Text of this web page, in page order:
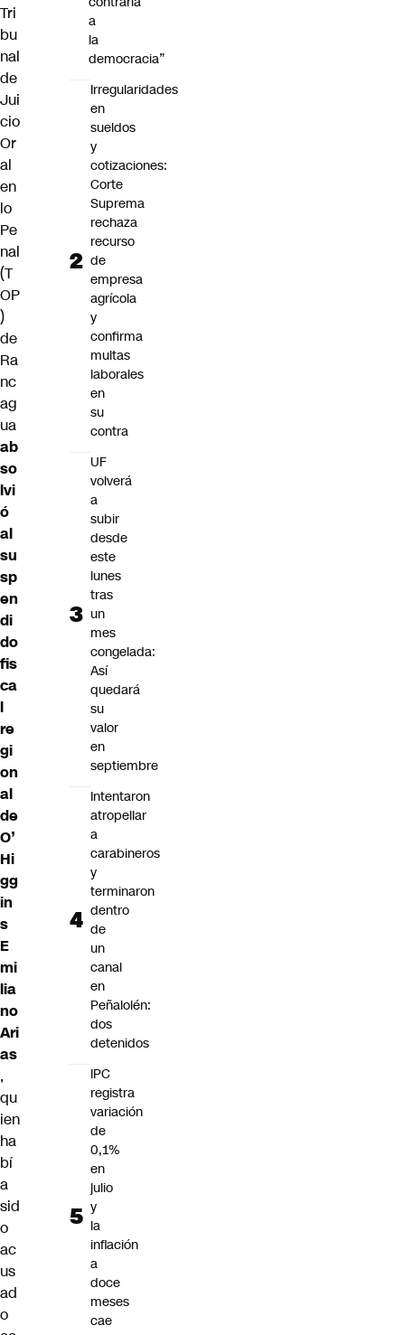
Tri
bu
nal
de
Jui
cio
Or
al
en
lo
Pe
nal
(T
OP
)
de
Ra
nc
ag
ua
ab
so
lvi
ó
al
su
sp
en
di
do
fis
ca
l
re
gi
on
al
de
O’
Hi
gg
in
s
E
mi
lia
no
Ari
as
,
qu
ien
ha
bí
a
sid
o
ac
us
ad
o
a
la
democracia”
Irregularidades
en
sueldos
y
cotizaciones:
Corte
Suprema
rechaza
recurso
de
empresa
agrícola
y
confirma
multas
laborales
en
su
contra
UF
volverá
a
subir
desde
este
lunes
tras
un
mes
congelada:
Así
quedará
su
valor
en
septiembre
Intentaron
atropellar
a
carabineros
y
terminaron
dentro
de
un
canal
en
Peñalolén:
dos
detenidos
IPC
registra
variación
de
0,1%
en
julio
y
la
inflación
a
doce
meses
cae